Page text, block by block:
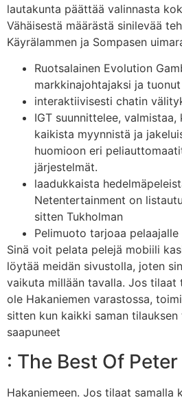
lau­ta­kun­ta päät­tää va­lin­nas­ta
Vähäisestä määrästä sinilevää
Käyrälammen ja Sompasen
Ruotsalainen Evolution
markkinajohtajaksi ja
interaktiivisesti chatin
IGT suunnittelee,
kaikista myynnistä ja
huomioon eri
järjestelmät.
laadukkaista
Netentertainment on
sitten Tukholman
Pelimuoto tarjoaa pelaajalle
Sinä voit pelata pelejä mobiili
löytää meidän sivustolla, joten
vaikuta millään tavalla. Jos
ole Hakaniemen varastossa,
sitten kun kaikki saman
saapuneet
: The Best Of
Hakaniemeen. Jos tilaat samalla